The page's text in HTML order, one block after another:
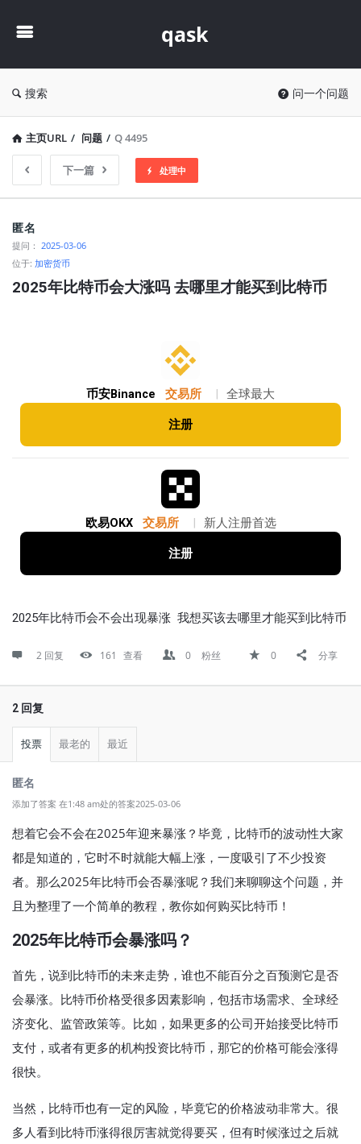
qask
搜索 问一个问题
主页URL / 问题 / Q 4495
下一篇 处理中
qask
最
新
问
匿名
提问： 2025-03-06
位于: 加密货币
2025年比特币会大涨吗 去哪里才能买到比特币
币安Binance 交易所 全球最大
注册
欧易OKX 交易所 新人注册首选
注册
2025年比特币会不会出现暴涨 我想买该去哪里才能买到比特币
2 回复 161 查看 0 粉丝 0 分享
2 回复
投票 最老的 最近
匿名
添加了答案 在1:48 am处的答案2025-03-06
想着它会不会在2025年迎来暴涨？毕竟，比特币的波动性大家
都是知道的，它时不时就能大幅上涨，一度吸引了不少投资
者。那么2025年比特币会否暴涨呢？我们来聊聊这个问题，并
且为整理了一个简单的教程，教你如何购买比特币！
2025年比特币会暴涨吗？
首先，说到比特币的未来走势，谁也不能百分之百预测它是否
会暴涨。比特币价格受很多因素影响，包括市场需求、全球经
济变化、监管政策等。比如，如果更多的公司开始接受比特币
支付，或者有更多的机构投资比特币，那它的价格可能会涨得
很快。
当然，比特币也有一定的风险，毕竟它的价格波动非常大。很
多人看到比特币涨得很厉害就觉得要买，但有时候涨过之后就